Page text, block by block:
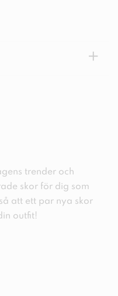
+
trender och
skor för dig som
att ett par nya skor
outfit!